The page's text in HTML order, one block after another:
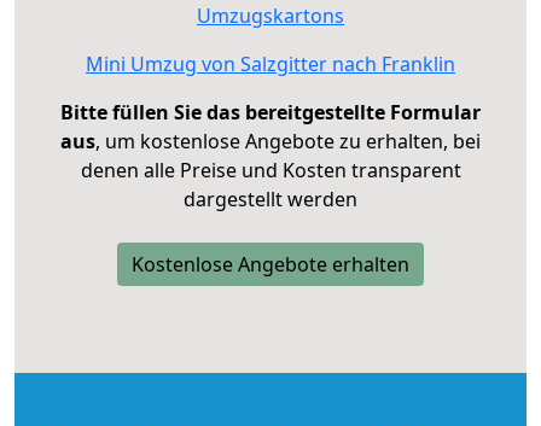
Umzugskartons
Mini Umzug von Salzgitter nach Franklin
Bitte füllen Sie das bereitgestellte Formular
aus, um kostenlose Angebote zu erhalten, bei
denen alle Preise und Kosten transparent
dargestellt werden
Kostenlose Angebote erhalten